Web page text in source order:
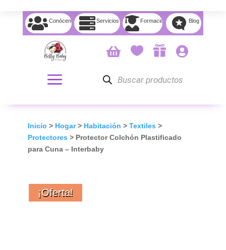
Conócenos Servicios  Formación  Blog
   
productos
Inicio > Hogar> Habitación > Textiles >
Protectores > Protector Colchón Plastificado
para Cuna – Interbaby
¡Oferta!